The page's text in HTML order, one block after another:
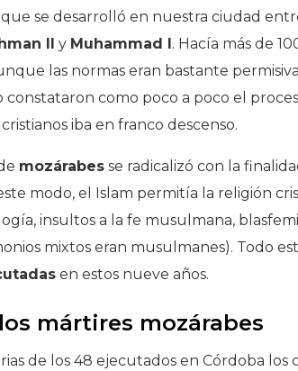
que se desarrolló en nuestra ciudad
II y Muhammad I . Hacía más de
las normas eran bastante
como poco a poco el
iba en franco descenso.
mozárabes se radicalizó con la
modo, el Islam permitía la religión
insultos a la fe musulmana,
mixtos eran musulmanes). Todo
en estos nueve años.
mártires mozárabes
de los 48 ejecutados en Córdoba los